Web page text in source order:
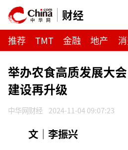
财经
推荐 TMT 金融 地产
举办农食高质发展大
建设再升级
中华网财经 2024-11-04 09:07:23
文｜李振兴